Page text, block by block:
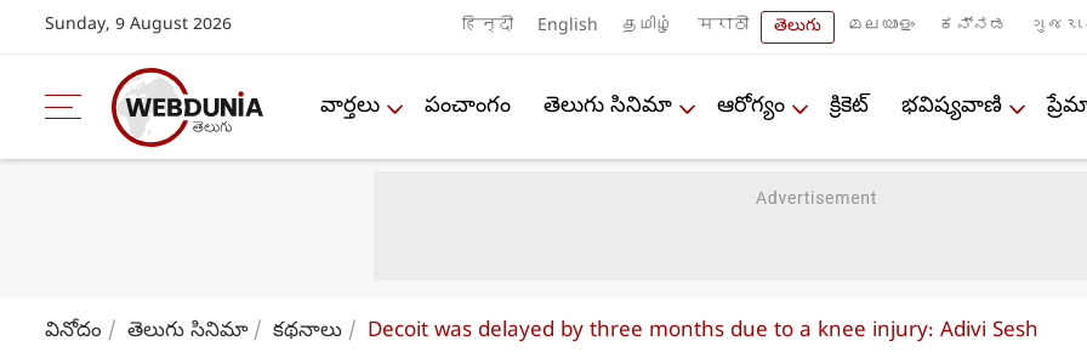
Sunday, 9 August 2026 हिन्दी English தமிழ் मराठी తెలుగు മലയാളം ಕನ್ನಡ
వార్తలు పంచాంగం తెలుగు సినిమా ఆరోగ్యం క్రికెట్ భవిష్యవాణి
వినోదం తెలుగు సినిమా కథనాలు Decoit was delayed by three months due to a knee injury: Adivi Sesh